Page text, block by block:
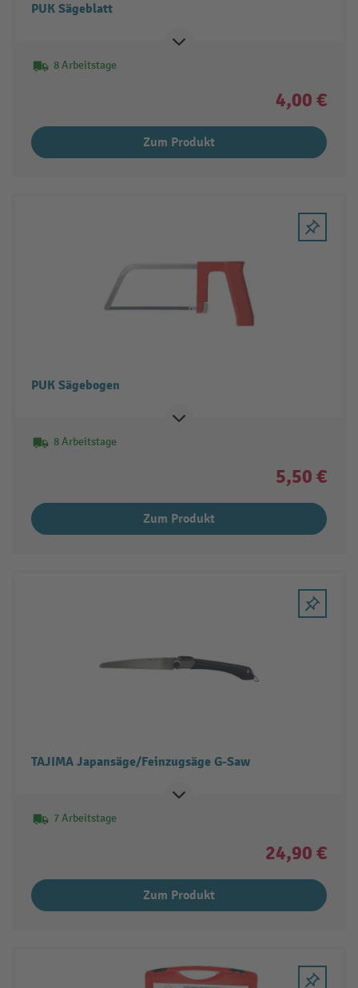
PUK Sägeblatt
8 Arbeitstage
4,00 €
Zum Produkt
PUK Sägebogen
8 Arbeitstage
5,50 €
Zum Produkt
TAJIMA Japansäge/Feinzugsäge G-Saw
7 Arbeitstage
24,90 €
Zum Produkt